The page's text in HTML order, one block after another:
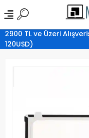
2900 TL ve Üzeri
120USD)